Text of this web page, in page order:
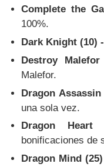
Complete the
100%.
Dark Knight (10) -
Destroy
Malefor.
Dragon Assassin
una sola vez.
Dragon
bonificaciones de
Dragon Mind